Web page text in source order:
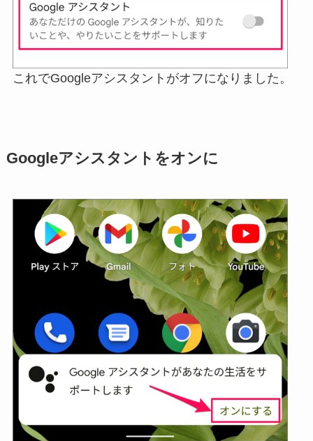
これでGoogleアシスタントがオフになりました。
Googleアシスタントをオンに